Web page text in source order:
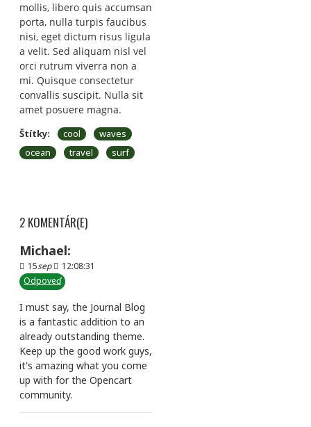
mollis, libero quis accumsan
porta, nulla turpis faucibus
nisi, eget dictum risus ligula
a velit. Sed aliquam nisl vel
orci rutrum viverra non a
mi. Quisque consectetur
convallis suscipit. Nulla sit
amet posuere magna.
Štítky: cool
waves
ocean
travel surf
2 KOMENTÁR(E)
Michael:
15sep
12:08:31
Odpoveď
I must say, the Journal Blog
is a fantastic addition to an
already outstanding theme.
Keep up the good work guys,
it's amazing what you come
up with for the Opencart
community.